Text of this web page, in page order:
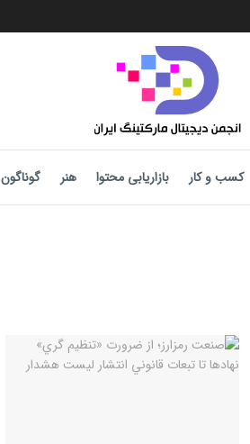
کسب و کار بازاریابی محتوا هنر گوناگون